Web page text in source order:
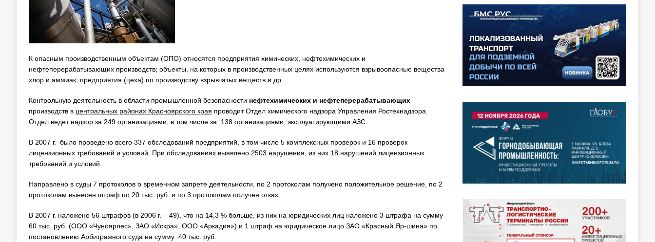
К опасным производственным объектам (ОПО) относятся предприятия химических, нефтехимических и
нефтеперерабатывающих производств; объекты, на которых в производственных целях используются взрывоопасные вещества
хлор и аммиак; предприятия (цеха) по производству взрывчатых веществ и др.
Контрольную деятельность в области промышленной безопасности нефтехимических и нефтеперерабатывающих
производств в центральных районах Красноярского края проводит Отдел химического надзора Управления Ростехнадзора.
Отдел ведет надзор за 249 организациями, в том числе за 138 организациями, эксплуатирующими АЗС.
В 2007 г. было проведено всего 337 обследований предприятий, в том числе 5 комплексных проверок и 16 проверок
лицензионных требований и условий. При обследованиях выявлено 2503 нарушения, из них 18 нарушений лицензионных
требований и условий.
Направлено в суды 7 протоколов о временном запрете деятельности, по 2 протоколам получено положительное решение, по 2
протоколам вынесен штраф по 20 тыс. руб. и по 3 протоколам получен отказ.
В 2007 г. наложено 56 штрафов (в 2006 г. – 49), что на 14,3 % больше, из них на юридических лиц наложено 3 штрафа на сумму
60 тыс. руб. (ООО «Чуноярлес», ЗАО «Искра», ООО «Аркадия») и 1 штраф на юридическое лицо ЗАО «Красный Яр-шина» по
постановлению Арбитражного суда на сумму 40 тыс. руб.